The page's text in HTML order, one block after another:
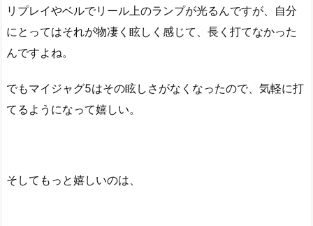
リプレイやベルでリール上のランプが光るんですが、自分
にとってはそれが物凄く眩しく感じて、長く打てなかった
んですよね。
でもマイジャグ5はその眩しさがなくなったので、気軽に打
てるようになって嬉しい。
そしてもっと嬉しいのは、